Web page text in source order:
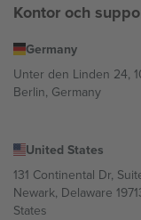
Kontor och
Germany
Unter den Linden 24,
Berlin, Germany
United States
131 Continental Dr,
Newark, Delaware
States